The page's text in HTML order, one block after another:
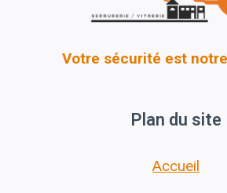
Votre sécurité est
Plan du site
Accueil